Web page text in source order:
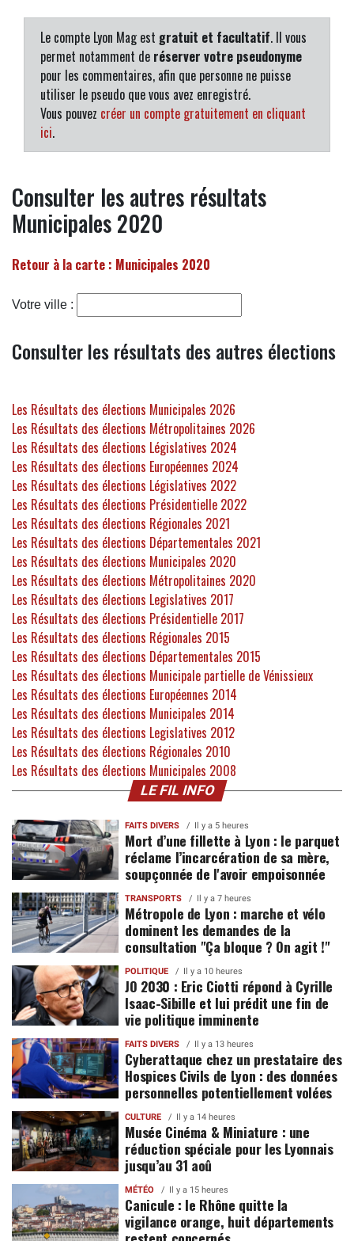
Le compte Lyon Mag est gratuit et facultatif. Il vous
permet notamment de réserver votre pseudonyme
pour les commentaires, afin que personne ne puisse
utiliser le pseudo que vous avez enregistré.
Vous pouvez créer un compte gratuitement en cliquant
ici.
Consulter les autres résultats
Municipales 2020
Retour à la carte : Municipales 2020
Votre ville :
Consulter les résultats des autres élections
Les Résultats des élections Municipales 2026
Les Résultats des élections Métropolitaines 2026
Les Résultats des élections Législatives 2024
Les Résultats des élections Européennes 2024
Les Résultats des élections Législatives 2022
Les Résultats des élections Présidentielle 2022
Les Résultats des élections Régionales 2021
Les Résultats des élections Départementales 2021
Les Résultats des élections Municipales 2020
Les Résultats des élections Métropolitaines 2020
Les Résultats des élections Legislatives 2017
Les Résultats des élections Présidentielle 2017
Les Résultats des élections Régionales 2015
Les Résultats des élections Départementales 2015
Les Résultats des élections Municipale partielle de Vénissieux
Les Résultats des élections Européennes 2014
Les Résultats des élections Municipales 2014
Les Résultats des élections Legislatives 2012
Les Résultats des élections Régionales 2010
Les Résultats des élections Municipales 2008
LE FIL INFO
FAITS DIVERS Il y a 5 heures
Mort d’une fillette à Lyon : le parquet
réclame l’incarcération de sa mère,
soupçonnée de l'avoir empoisonnée
TRANSPORTS Il y a 7 heures
Métropole de Lyon : marche et vélo
dominent les demandes de la
consultation "Ça bloque ? On agit !"
POLITIQUE Il y a 10 heures
JO 2030 : Eric Ciotti répond à Cyrille
Isaac-Sibille et lui prédit une fin de
vie politique imminente
FAITS DIVERS Il y a 13 heures
Cyberattaque chez un prestataire des
Hospices Civils de Lyon : des données
personnelles potentiellement volées
CULTURE Il y a 14 heures
Musée Cinéma & Miniature : une
réduction spéciale pour les Lyonnais
jusqu’au 31 aoû
MÉTÉO Il y a 15 heures
Canicule : le Rhône quitte la
vigilance orange, huit départements